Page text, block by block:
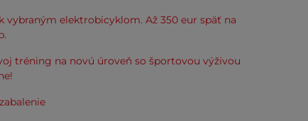
vybraným elektrobicyklom. Až 350 eur späť na
tréning na novú úroveň so športovou výživou